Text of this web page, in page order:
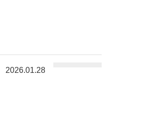
2026.01.28